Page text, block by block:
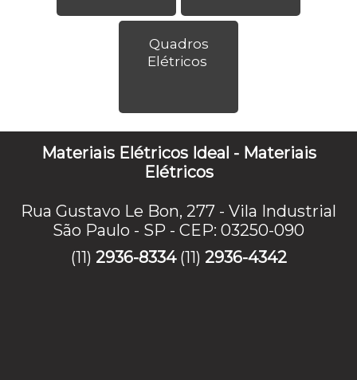
Quadros
Elétricos
Materiais Elétricos Ideal - Materiais
Elétricos
Rua Gustavo Le Bon, 277 - Vila Industrial
São Paulo - SP - CEP: 03250-090
(11) 2936-8334 (11) 2936-4342